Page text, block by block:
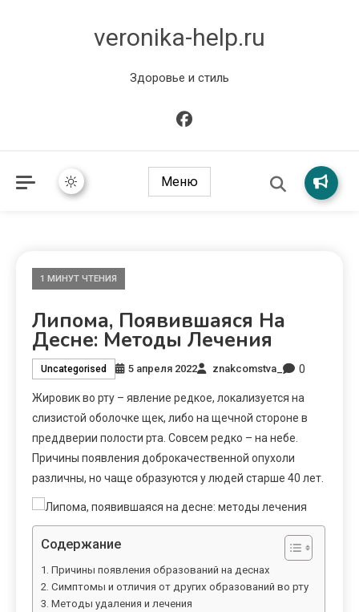
veronika-help.ru
Здоровье и стиль
Меню
1 МИНУТ ЧТЕНИЯ
Липома, Появившаяся На
Десне: Методы Лечения
Uncategorised 5 апреля 2022 znakcomstva_ 0
Жировик во рту – явление редкое, локализуется на
слизистой оболочке щек, либо на щечной стороне в
преддверии полости рта. Совсем редко – на небе.
Причины появления доброкачественной опухоли
различны, но чаще образуются у людей старше 40 лет.
Содержание
Причины появления образований на деснах
Симптомы и отличия от других образований во рту
Методы удаления и лечения